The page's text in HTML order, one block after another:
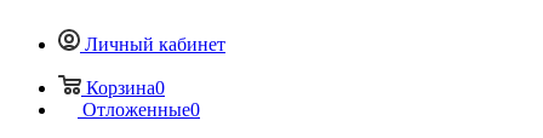
Личный кабинет
Корзина0
Отложенные0